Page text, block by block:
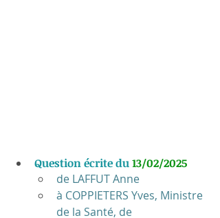
Question écrite du 13/02/2025
de LAFFUT Anne
à COPPIETERS Yves, Ministre
de la Santé, de